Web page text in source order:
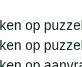
op
op